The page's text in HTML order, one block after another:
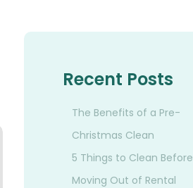
Recent Posts
The Benefits of a Pre-
Christmas Clean
5 Things to Clean Before
Moving Out of Rental